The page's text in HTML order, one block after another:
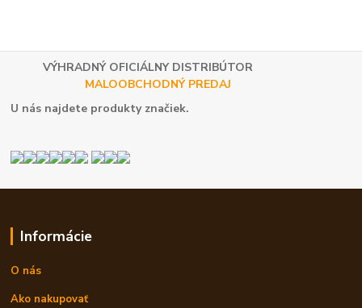
VÝHRADNÝ OFICIÁLNY DISTRIBÚTOR
MALOOBCHODNÝ PREDAJ
U nás najdete produkty značiek.
Informácie
O nás
Ako nakupovať